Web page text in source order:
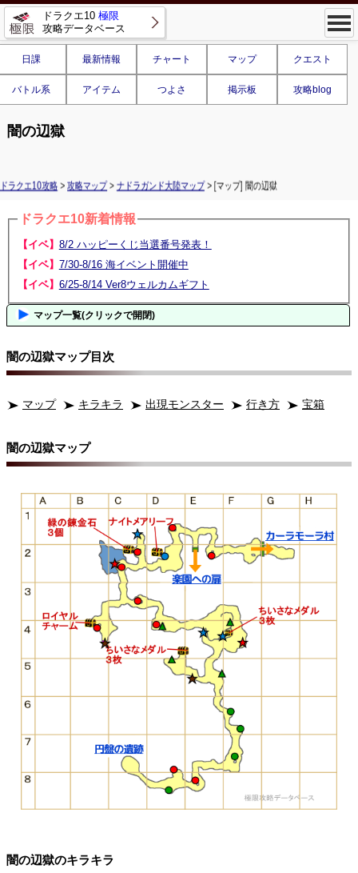
ドラクエ10 極限
攻略データベース
日課 最新情報 チャート マップ クエスト
バトル系 アイテム つよさ 掲示板 攻略blog
闇の辺獄
ドラクエ10攻略 > 攻略マップ> ナドラガンド大陸マップ> [マップ] 闇の辺獄
ドラクエ10新着情報
【イベ】 8/2 ハッピーくじ当選番号発表！
【イベ】 7/30-8/16 海イベント開催中
【イベ】 6/25-8/14 Ver8ウェルカムギフト
マップ一覧(クリックで開閉)
闇の辺獄マップ目次
マップ キラキラ 出現モンスター 行き方 宝箱
闇の辺獄マップ
闇の辺獄のキラキラ